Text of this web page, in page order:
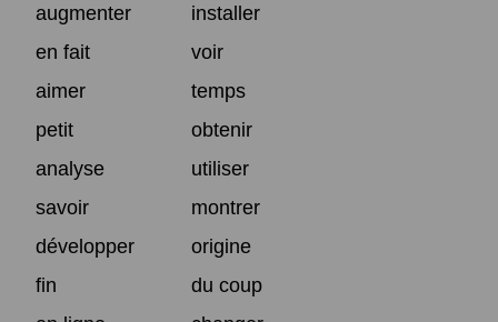
augmenter
installer
en fait
voir
aimer
temps
petit
obtenir
analyse
utiliser
savoir
montrer
développer
origine
fin
du coup